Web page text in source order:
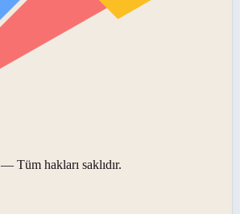
— Tüm hakları saklıdır.